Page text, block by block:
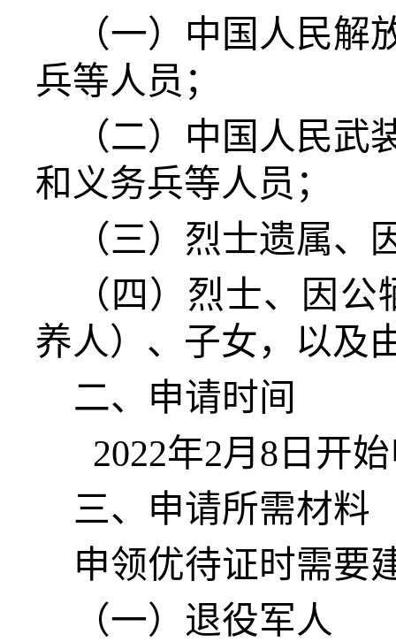
（一）中国人民
兵等人员；
（二）中国人民
和义务兵等人员；
（三）烈士遗属
（四） 烈士、因公
养人）、子女，以及
二、申请时间
2022年2月8日开
三、申请所需材料
申领优待证时需要
（一）退役军人